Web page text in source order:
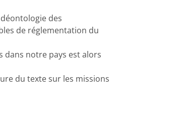
des
de réglementation du
dans notre pays est alors
du texte sur les missions